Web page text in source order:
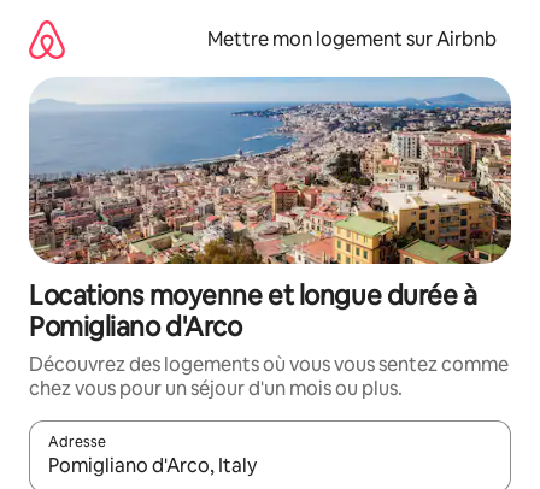
directement
contenu
Mettre mon logement sur Airbnb
Locations moyenne et longue durée à
Pomigliano d'Arco
Découvrez des logements où vous vous sentez comme
chez vous pour un séjour d'un mois ou plus.
Adresse
Lorsque les résultats s'affichent, utilisez les flèches vers le